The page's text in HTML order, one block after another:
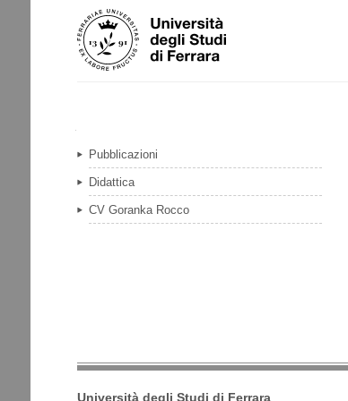
Salta
ai
contenuti.
Strumenti
personali
Pubblicazioni
Didattica
CV Goranka Rocco
Università degli Studi di Ferrara